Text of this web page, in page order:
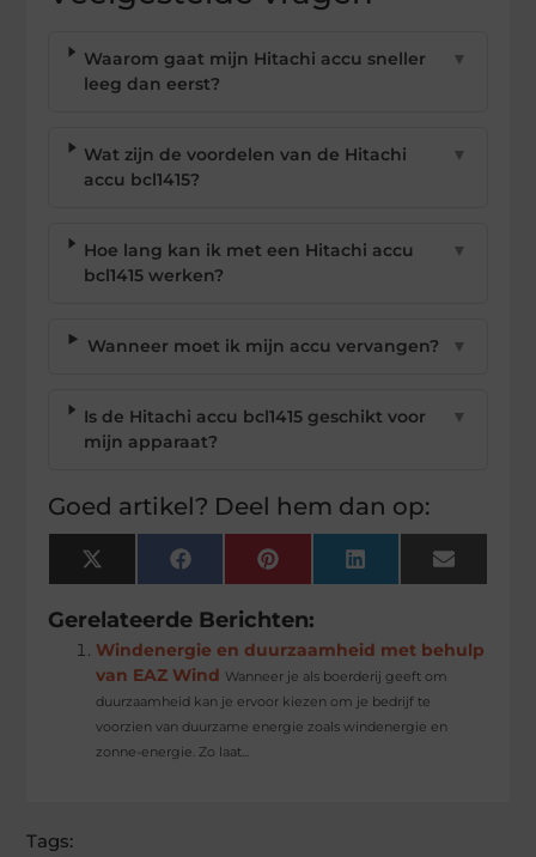
Waarom gaat mijn Hitachi accu sneller
leeg dan eerst?
▼
Wat zijn de voordelen van de Hitachi
accu bcl1415?
▼
Hoe lang kan ik met een Hitachi accu
bcl1415 werken?
▼
Wanneer moet ik mijn accu vervangen? ▼
Is de Hitachi accu bcl1415 geschikt voor
mijn apparaat?
▼
Goed artikel? Deel hem dan op:
X
(Twitter)
FacebookPinterest LinkedIn Email
Gerelateerde Berichten:
Windenergie en duurzaamheid met behulp
van EAZ Wind Wanneer je als boerderij geeft om
duurzaamheid kan je ervoor kiezen om je bedrijf te
voorzien van duurzame energie zoals windenergie en
zonne-energie. Zo laat...
Tags: